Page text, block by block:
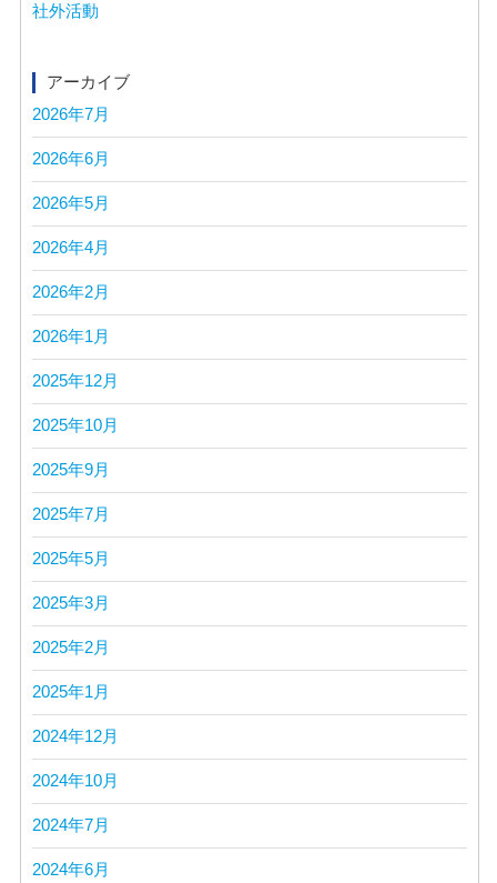
社外活動
アーカイブ
2026年7月
2026年6月
2026年5月
2026年4月
2026年2月
2026年1月
2025年12月
2025年10月
2025年9月
2025年7月
2025年5月
2025年3月
2025年2月
2025年1月
2024年12月
2024年10月
2024年7月
2024年6月